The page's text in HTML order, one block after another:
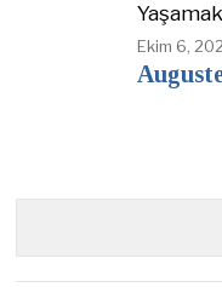
Ekim 6,